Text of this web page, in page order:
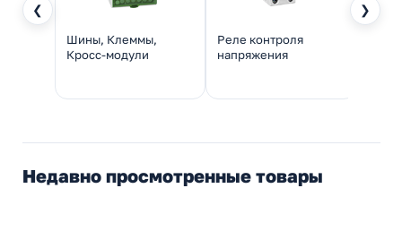
❮ ❯
Шины, Клеммы,
Кросс-модули
Реле контроля
напряжения
Недавно просмотренные товары